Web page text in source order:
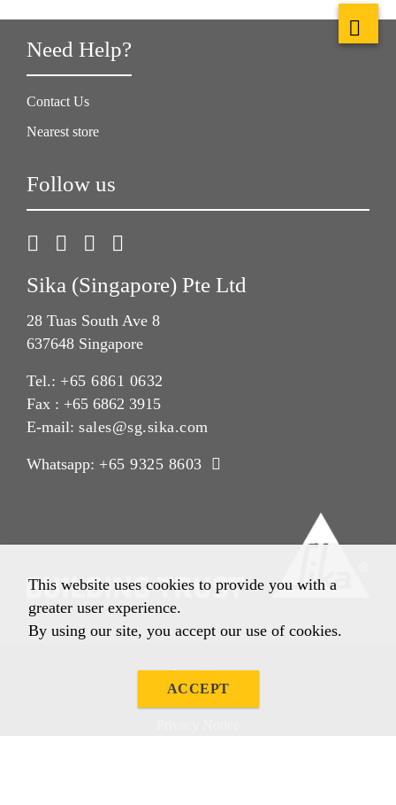
Need Help?
Contact Us
Nearest store
Follow us
Sika (Singapore) Pte Ltd
28 Tuas South Ave 8
637648 Singapore
Tel.: +65 6861 0632
Fax : +65 6862 3915
E-mail: sales@sg.sika.com
Whatsapp: +65 9325 8603
Imprint
This website uses cookies to provide you with a
greater user experience.
By using our site, you accept our use of cookies.
ACCEPT